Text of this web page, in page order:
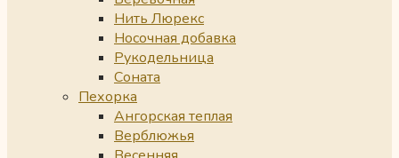
Нить Люрекс
Носочная добавка
Рукодельница
Соната
Пехорка
Ангорская теплая
Верблюжья